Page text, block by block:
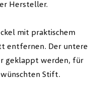
Hersteller.
mit praktischem
entfernen. Der untere
geklappt werden, für
Stift.